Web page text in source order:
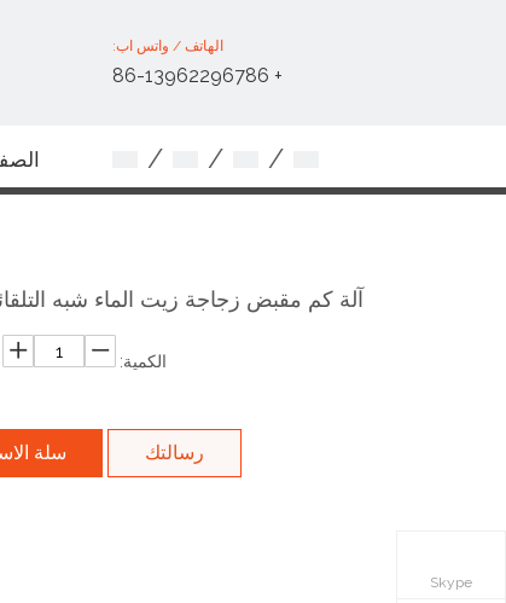
الهاتف / واتس اب:
+ 86-13962296786
/
/
/
آلة كم مقبض زجاجة زيت الماء شبه التلقائي 5 لتر 10
الكمية:
رسالتك سلة
Skype